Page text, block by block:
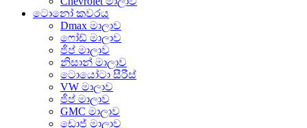
ටොනෝ කවරය
Dmax මාලාව
ෆෝඩ් මාලාව
ජීප් මාලාව
නිසාන් මාලාව
ටොයෝටා සීරීස්
VW මාලාව
ජීප් මාලාව
GMC මාලාව
ඩොජ් මාලාව